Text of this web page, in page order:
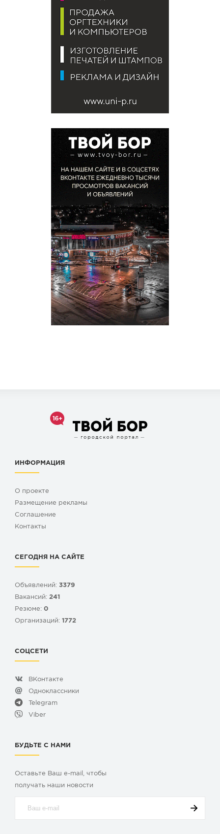
ИНФОРМАЦИЯ
О проекте
Размещение рекламы
Cоглашение
Контакты
СЕГОДНЯ НА САЙТЕ
Объявлений: 3379
Вакансий: 241
Резюме: 0
Организаций: 1772
СОЦСЕТИ
ВКонтакте
Одноклассники
Telegram
Viber
БУДЬТЕ С НАМИ
Оставьте Ваш e-mail, чтобы
получать наши новости